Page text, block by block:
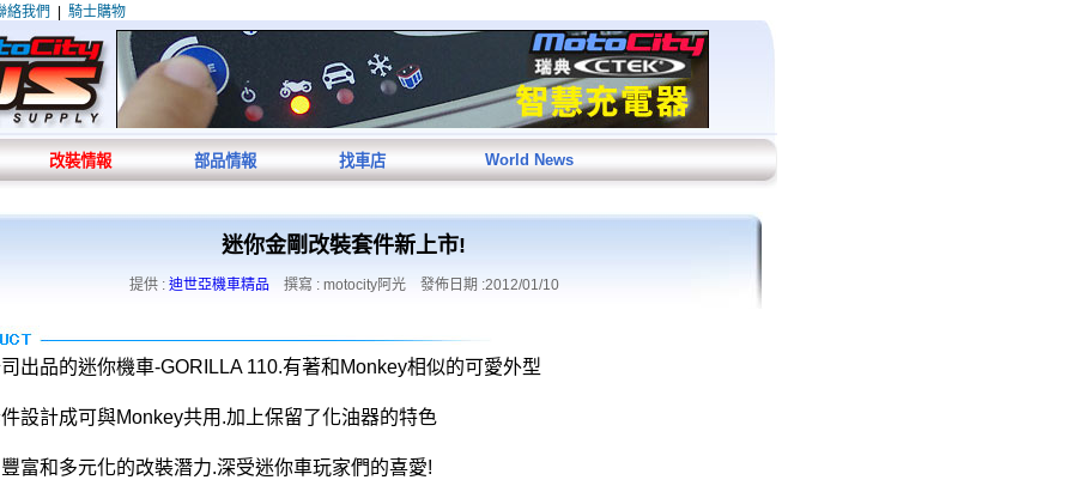
絡我們 騎士購物
改裝情報 部品情報 找車店 World News
迷你金剛改裝套件新上市!
提供 : 迪世亞機車精品 撰寫 : motocity阿光 發佈日期 :2012/01/10
出品的迷你機車-GORILLA 110.有著和Monkey相似的可愛外型
設計成可與Monkey共用.加上保留了化油器的特色
富和多元化的改裝潛力.深受迷你車玩家們的喜愛!